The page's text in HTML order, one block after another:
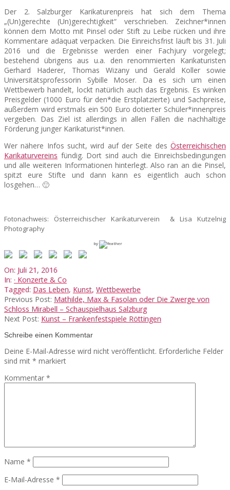
Der 2. Salzburger Karikaturenpreis hat sich dem Thema
„(Un)gerechte (Un)gerechtigkeit“ verschrieben. Zeichner*innen
können dem Motto mit Pinsel oder Stift zu Leibe rücken und ihre
Kommentare adäquat verpacken. Die Einreichsfrist läuft bis 31. Juli
2016 und die Ergebnisse werden einer Fachjury vorgelegt;
bestehend übrigens aus u.a. den renommierten Karikaturisten
Gerhard Haderer, Thomas Wizany und Gerald Koller sowie
Universitätsprofessorin Sybille Moser. Da es sich um einen
Wettbewerb handelt, lockt natürlich auch das Ergebnis. Es winken
Preisgelder (1000 Euro für den*die Erstplatzierte) und Sachpreise,
außerdem wird erstmals ein 500 Euro dotierter Schüler*innenpreis
vergeben. Das Ziel ist allerdings in allen Fällen die nachhaltige
Förderung junger Karikaturist*innen.
Wer nähere Infos sucht, wird auf der Seite des Österreichischen
Karikaturvereins fündig. Dort sind auch die Einreichsbedingungen
und alle weiteren Informationen hinterlegt. Also ran an die Pinsel,
spitzt eure Stifte und dann kann es eigentlich auch schon
losgehen… 🙂
Fotonachweis: Österreichischer Karikaturverein & Lisa Kutzelnig
Photography
by
2016-
07-
21
On: Juli 21, 2016
In: · Konzerte & Co
Tagged: Das Leben, Kunst, Wettbewerbe
Previous Post: Mathilde, Max & Fasolan oder Die Zwerge von
Schloss Mirabell – Schauspielhaus Salzburg
Next Post: Kunst – Frankenfestspiele Röttingen
Schreibe einen Kommentar
Deine E-Mail-Adresse wird nicht veröffentlicht. Erforderliche Felder
sind mit * markiert
Kommentar *
Name *
E-Mail-Adresse *